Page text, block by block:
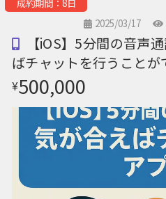
成約期間：8日
2025/03/17
【iOS】5分間の音声
ばチャットを行うことが
¥500,000